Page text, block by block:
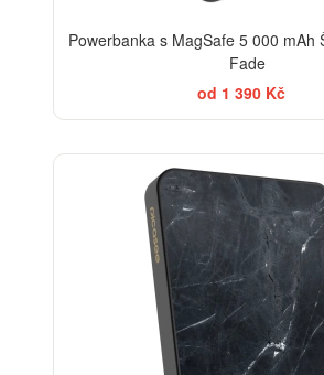
Powerbanka s MagSafe 5 000 mAh
Fade
od 1 390 Kč